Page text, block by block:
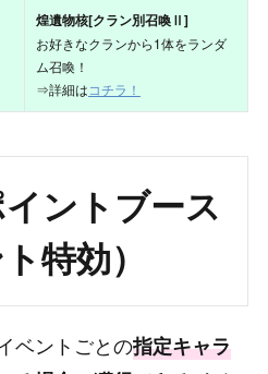
10000
の欠片
ナス回復薬 3
テル 1000
テル 1000
テル 1000
物核[クラン別召喚Ⅱ]×1
スクロール×1
のメダル×1000
クロール×1
[覇剣戦争]3位
物核[クラン別召喚Ⅱ]
クロール×1
「 [覇剣戦争]4位」
物核[クラン別召喚Ⅱ] ×1
煌遺物核[クラン別召喚Ⅱ]
お好きなクランから1体をランダ
ム召喚！
⇒詳細はコチラ！
ントブース
特効）
ベントごとの指定キャラ